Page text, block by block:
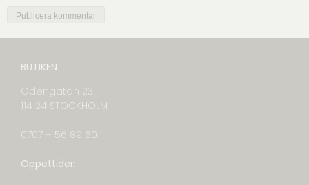
BUTIKEN
Odengatan 23
114 24 STOCKHOLM
0707 – 56 89 60
Öppettider: